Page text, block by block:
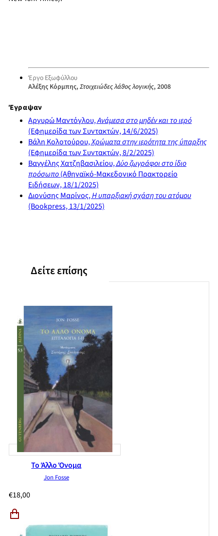
Έργο Εξωφύλλου
Αλέξης Κόρμπης,Στοιχειώδες λάθος λογικής, 2008
Έγραψαν
Αργυρώ Μαντόγλου,Ανάμεσα στο μηδέν και το ιερό
(Εφημερίδα των Συντακτών, 14/6/2025)
Βάλη Κολοτούρου,Χρώματα στην ιερότητα της ύπαρξης
(Εφημερίδα των Συντακτών, 8/2/2025)
Βαγγέλης Χατζηβασιλείου,Δύο ζωγράφοι στο ίδιο
πρόσωπο(Αθηναϊκό-Μακεδονικό Πρακτορείο
Ειδήσεων, 18/1/2025)
Διονύσης Μαρίνος,Η υπαρξιακή σχάση του ατόμου
(Bookpress, 13/1/2025)
Δείτε επίσης
Το Άλλο Όνομα
Jon Fosse
€18,00